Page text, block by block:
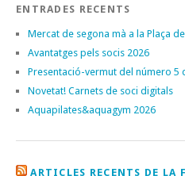
ENTRADES RECENTS
Mercat de segona mà a la Plaça
Avantatges pels socis 2026
Presentació-vermut del número 5
Novetat! Carnets de soci digitals
Aquapilates&aquagym 2026
ARTICLES RECENTS DE LA